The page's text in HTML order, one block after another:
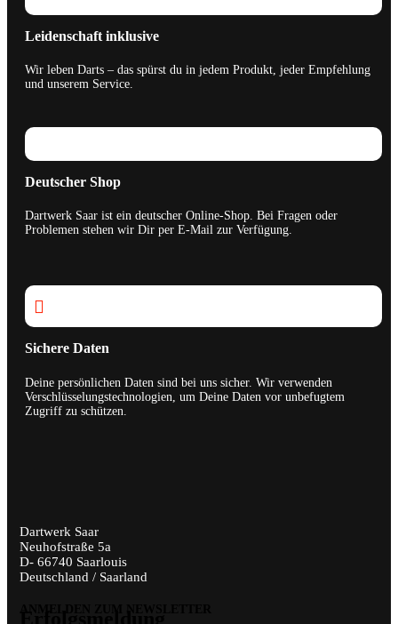
Leidenschaft inklusive
Wir leben Darts – das spürst du in jedem Produkt, jeder Empfehlung
und unserem Service.
Deutscher Shop
Dartwerk Saar ist ein deutscher Online-Shop. Bei Fragen oder
Problemen stehen wir Dir per E-Mail zur Verfügung.

Sichere Daten
Deine persönlichen Daten sind bei uns sicher. Wir verwenden
Verschlüsselungstechnologien, um Deine Daten vor unbefugtem
Zugriff zu schützen.
Dartwerk Saar
Neuhofstraße 5a
D- 66740 Saarlouis
Deutschland / Saarland